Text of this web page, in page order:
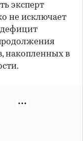
эксперт
не исключает
дефицит
накопленных в